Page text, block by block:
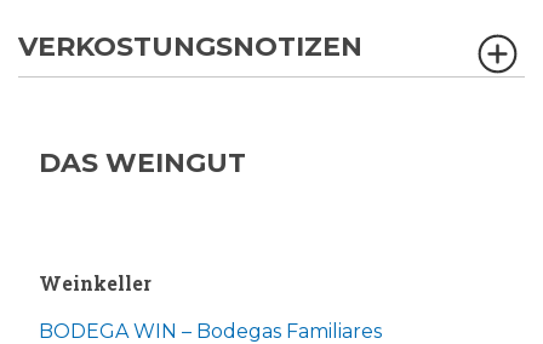
VERKOSTUNGSNOTIZEN
DAS WEINGUT
Weinkeller
BODEGA WIN – Bodegas Familiares